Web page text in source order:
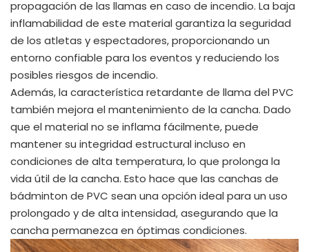
propagación de las llamas en caso de incendio. La baja
inflamabilidad de este material garantiza la seguridad
de los atletas y espectadores, proporcionando un
entorno confiable para los eventos y reduciendo los
posibles riesgos de incendio.
Además, la característica retardante de llama del PVC
también mejora el mantenimiento de la cancha. Dado
que el material no se inflama fácilmente, puede
mantener su integridad estructural incluso en
condiciones de alta temperatura, lo que prolonga la
vida útil de la cancha. Esto hace que las canchas de
bádminton de PVC sean una opción ideal para un uso
prolongado y de alta intensidad, asegurando que la
cancha permanezca en óptimas condiciones.